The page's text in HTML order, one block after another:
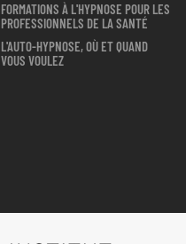
FORMATIONS À L'HYPNOSE POUR LES
PROFESSIONNELS DE LA SANTÉ
L'AUTO-HYPNOSE, OÙ ET QUAND
VOUS VOULEZ